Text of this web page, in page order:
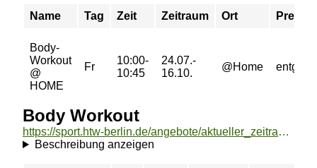
Name Tag Zeit Zeitraum Ort Preis
Body-
Workout
@
HOME
Fr
10:00-
10:45
24.07.-
16.10.
@Home
Body Workout
https://sport.htw-berlin.de/angebote/aktueller_zeitraum/_Body_Workout.html
Beschreibung anzeigen